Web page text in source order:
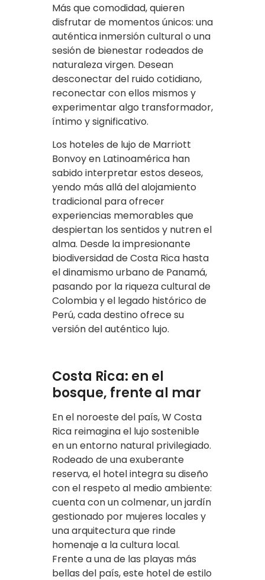
Más que comodidad, quieren
disfrutar de momentos únicos: una
auténtica inmersión cultural o una
sesión de bienestar rodeados de
naturaleza virgen. Desean
desconectar del ruido cotidiano,
reconectar con ellos mismos y
experimentar algo transformador,
íntimo y significativo.
Los hoteles de lujo de Marriott
Bonvoy en Latinoamérica han
sabido interpretar estos deseos,
yendo más allá del alojamiento
tradicional para ofrecer
experiencias memorables que
despiertan los sentidos y nutren el
alma. Desde la impresionante
biodiversidad de Costa Rica hasta
el dinamismo urbano de Panamá,
pasando por la riqueza cultural de
Colombia y el legado histórico de
Perú, cada destino ofrece su
versión del auténtico lujo.
Costa Rica: en el
bosque, frente al mar
En el noroeste del país, W Costa
Rica reimagina el lujo sostenible
en un entorno natural privilegiado.
Rodeado de una exuberante
reserva, el hotel integra su diseño
con el respeto al medio ambiente:
cuenta con un colmenar, un jardín
gestionado por mujeres locales y
una arquitectura que rinde
homenaje a la cultura local.
Frente a una de las playas más
bellas del país, este hotel de estilo